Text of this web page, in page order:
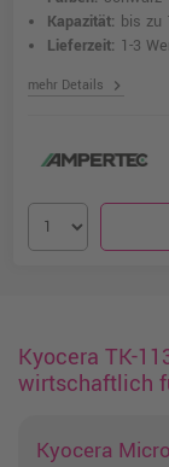
Kapazität: bis zu
Lieferzeit: 1-3
mehr Details chevron_right
Kyocera TK-
wirtschaftlich
Kyocera